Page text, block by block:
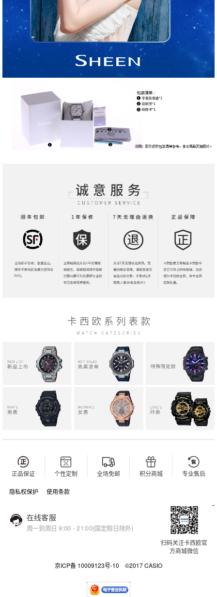
正品保证 个性定制 全场免邮 积分商城 专业售后
隐私权保护 使用条款
在线客服
周一到周日 9:00 - 21:00(国定假日除外)
扫码关注卡西欧官
方商城微信
京ICP备 10009123号-10 ©2017 CASIO